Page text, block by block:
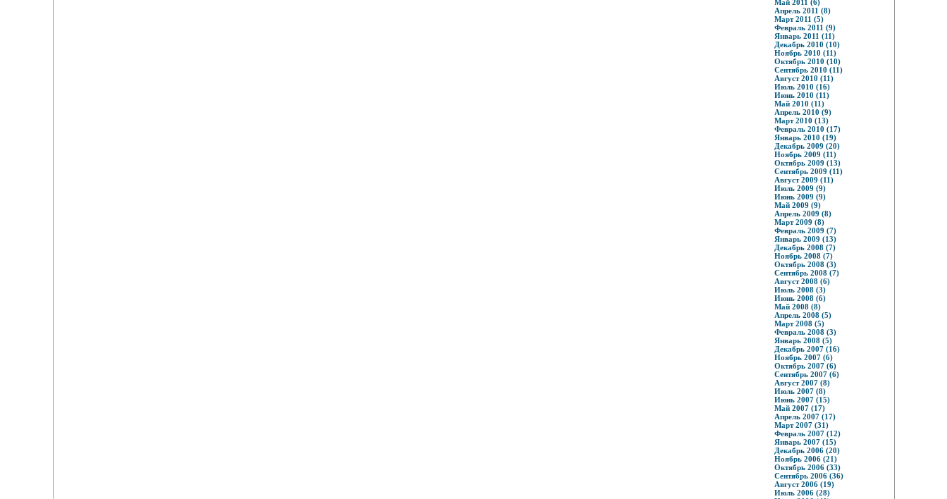
Май 2011 (6)
Апрель 2011 (8)
Март 2011 (5)
Февраль 2011 (9)
Январь 2011 (11)
Декабрь 2010 (10)
Ноябрь 2010 (11)
Октябрь 2010 (10)
Сентябрь 2010 (11)
Август 2010 (11)
Июль 2010 (16)
Июнь 2010 (11)
Май 2010 (11)
Апрель 2010 (9)
Март 2010 (13)
Февраль 2010 (17)
Январь 2010 (19)
Декабрь 2009 (20)
Ноябрь 2009 (11)
Октябрь 2009 (13)
Сентябрь 2009 (11)
Август 2009 (11)
Июль 2009 (9)
Июнь 2009 (9)
Май 2009 (9)
Апрель 2009 (8)
Март 2009 (8)
Февраль 2009 (7)
Январь 2009 (13)
Декабрь 2008 (7)
Ноябрь 2008 (7)
Октябрь 2008 (3)
Сентябрь 2008 (7)
Август 2008 (6)
Июль 2008 (3)
Июнь 2008 (6)
Май 2008 (8)
Апрель 2008 (5)
Март 2008 (5)
Февраль 2008 (3)
Январь 2008 (5)
Декабрь 2007 (16)
Ноябрь 2007 (6)
Октябрь 2007 (6)
Сентябрь 2007 (6)
Август 2007 (8)
Июль 2007 (8)
Июнь 2007 (15)
Май 2007 (17)
Апрель 2007 (17)
Март 2007 (31)
Февраль 2007 (12)
Январь 2007 (15)
Декабрь 2006 (20)
Ноябрь 2006 (21)
Октябрь 2006 (33)
Сентябрь 2006 (36)
Август 2006 (19)
Июль 2006 (28)